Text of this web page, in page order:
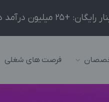
میلیون درآمد در ماه با ادمینیِ شبکه‌های اجتماعی داخلی و خارجی!
فرصت های شغلی